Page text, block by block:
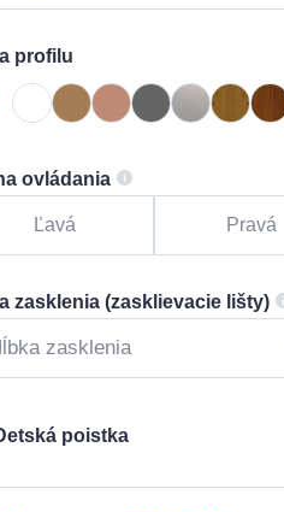
profilu
ovládania
Ľavá Pravá
zasklenia (zasklievacie lišty)
poistka